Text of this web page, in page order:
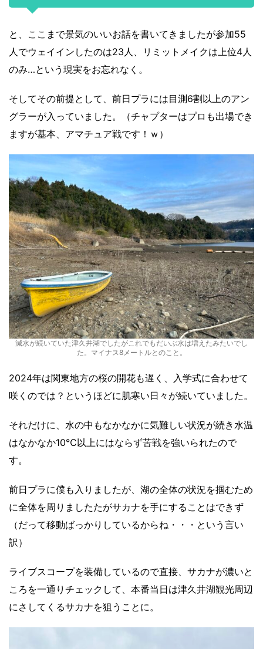
と、ここまで景気のいいお話を書いてきましたが参加55
人でウェイインしたのは23人、リミットメイクは上位4人
のみ…という現実をお忘れなく。
そしてその前提として、前日プラには目測6割以上のアン
グラーが入っていました。（チャプターはプロも出場でき
ますが基本、アマチュア戦です！ｗ）
減水が続いていた津久井湖でしたがこれでもだいぶ水は増えたみたいでし
た。マイナス8メートルとのこと。
2024年は関東地方の桜の開花も遅く、入学式に合わせて
咲くのでは？というほどに肌寒い日々が続いていました。
それだけに、水の中もなかなかに気難しい状況が続き水温
はなかなか10℃以上にはならず苦戦を強いられたので
す。
前日プラに僕も入りましたが、湖の全体の状況を掴むため
に全体を周りましたたがサカナを手にすることはできず
（だって移動ばっかりしているからね・・・という言い
訳）
ライブスコープを装備しているので直接、サカナが濃いと
ころを一通りチェックして、本番当日は津久井湖観光周辺
にさしてくるサカナを狙うことに。